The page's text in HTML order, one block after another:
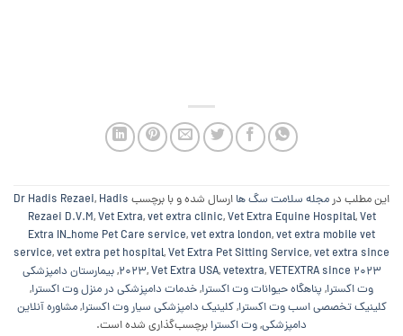
این مطلب درمجله سلامت سگ ها ارسال شده و با برچسب Dr Hadis Rezaei, Hadis
Rezaei D.V.M,Vet Extra,vet extra clinic,Vet Extra Equine Hospital,Vet
Extra IN_home Pet Care service,vet extra london,vet extra mobile vet
service,vet extra pet hospital,Vet Extra Pet Sitting Service,vet extra since
2023,Vet Extra USA,vetextra,VETEXTRA since 2023
,بیمارستان دامپزشکی
وت اکسترا,پناهگاه حیوانات وت اکسترا,خدمات دامپزشکی در منزل وت اکسترا,
کلینیک تخصصی اسب وت اکسترا,کلینیک دامپزشکی سیار وت اکسترا,مشاوره آنلاین
دامپزشکی,وت اکسترا برچسب‌گذاری شده است.